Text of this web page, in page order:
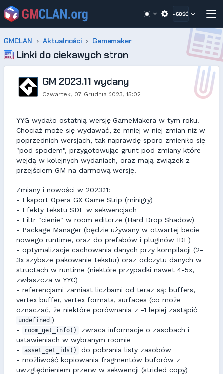
~GOŚĆ
GMCLAN Aktualności Gamemaker
Linki do ciekawych stron
GM 2023.11 wydany
Czwartek, 07 Grudnia 2023, 15:02
YYG wydało ostatnią wersję GameMakera w tym roku.
Chociaż może się wydawać, że mniej w niej zmian niż w
poprzednich wersjach, tak naprawdę sporo zmieniło się
"pod spodem", przygotowując grunt pod zmiany które
wejdą w kolejnych wydaniach, oraz mają związek z
przejściem GM na darmową wersję.
Zmiany i nowości w 2023.11:
- Eksport Opera GX Game Strip (minigry)
- Efekty tekstu SDF w sekwencjach
- Filtr "cienie" w room editorze (Hard Drop Shadow)
- Package Manager (będzie używany w otwartej becie
nowego runtime, oraz do prefabów i pluginów IDE)
- optymalizacje cachowania danych przy kompilacji (2-
3x szybsze pakowanie tekstur) oraz odczytu danych w
structach w runtime (niektóre przypadki nawet 4-5x,
zwłaszcza w YYC)
- referencjami zamiast liczbami od teraz są: buffers,
vertex buffer, vertex formats, surfaces (co może
oznaczać, że niektóre porównania z -1 lepiej zastąpić
undefined )
-
room_get_info()
zwraca informacje o zasobach i
ustawieniach w wybranym roomie
-
asset_get_ids()
do pobrania listy zasobów
- możliwość kopiowania fragmentów buforów z
uwzględnieniem przerw w sekwencji (strided copy)